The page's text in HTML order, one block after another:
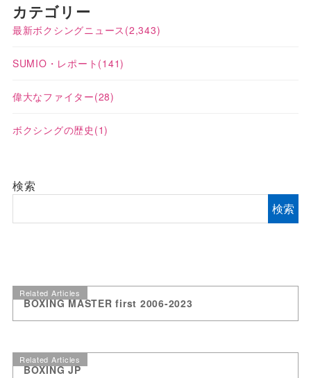
カテゴリー
最新ボクシングニュース (2,343)
SUMIO・レポート (141)
偉大なファイター(28)
ボクシングの歴史 (1)
検索
検索
Related Articles
BOXING MASTER first 2006-2023
Related Articles
BOXING JP